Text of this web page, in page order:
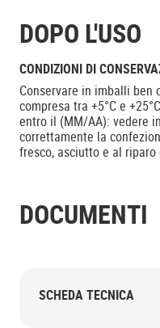
DOPO L'USO
CONDIZIONI DI
Conservare in imballi ben
compresa tra +5°C e
entro il (MM/AA): vedere
correttamente la
fresco, asciutto e al riparo
DOCUMENTI
SCHEDA TECNICA